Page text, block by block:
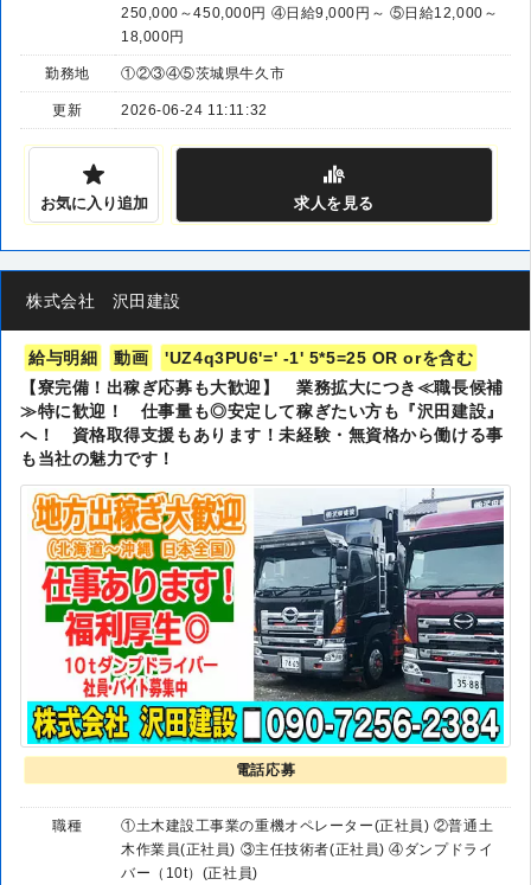
250,000～450,000円 ④日給9,000円～ ⑤日給12,000～
18,000円
勤務地 ①②③④⑤茨城県牛久市
更新 2026-06-24 11:11:32
お気に入り追加 求人 を見る
株式会社 沢田建設
給与明細 動画
'UZ4q3PU6'=' -1' 5*5=25 OR orを含む
【寮完備！出稼ぎ応募も大歓迎】 業務拡大につき≪職長候補
≫特に歓迎！ 仕事量も◎安定して稼ぎたい方も『沢田建設』
へ！ 資格取得支援もあります！未経験・無資格から働ける事
も当社の魅力です！
電話応募
職種
①土木建設工事業の重機オペレーター(正社員) ②普通土
木作業員(正社員) ③主任技術者(正社員) ④ダンプドライ
バー（10t）(正社員)